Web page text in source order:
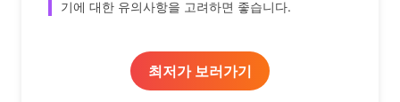
기에 대한 유의사항을 고려하면 좋습니다.
최저가 보러가기